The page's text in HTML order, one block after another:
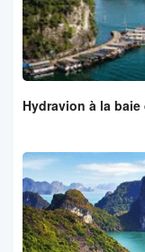
Hydravion à la